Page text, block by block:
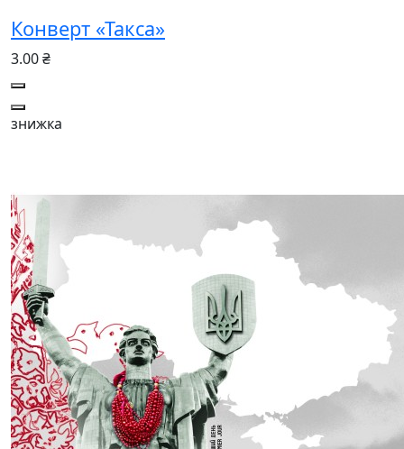
Конверт «Такса»
3.00 ₴
знижка